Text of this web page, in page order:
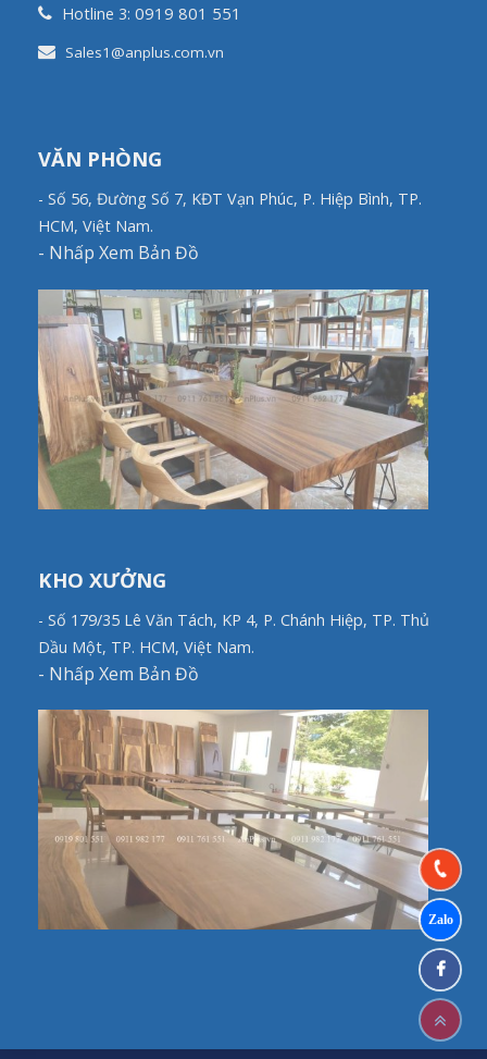
Hotline 3: 0919 801 551
Sales1@anplus.com.vn
VĂN PHÒNG
- Số 56, Đường Số 7, KĐT Vạn Phúc, P. Hiệp Bình, TP.
HCM, Việt Nam.
- Nhấp Xem Bản Đồ
KHO XƯỞNG
- Số 179/35 Lê Văn Tách, KP 4, P. Chánh Hiệp, TP. Thủ
Dầu Một, TP. HCM, Việt Nam.
- Nhấp Xem Bản Đồ